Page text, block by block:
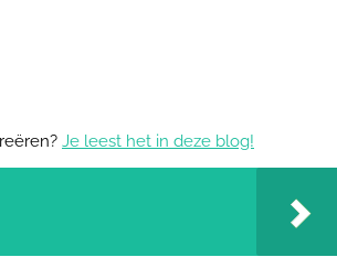
Je leest het in deze blog!